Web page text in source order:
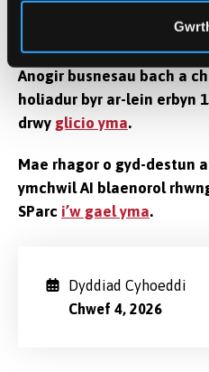
rhaglen Busnes Cymru
Anogir busnesau bach a
holiadur byr ar-lein erbyn
drwy glicio yma.
Mae rhagor o gyd-destun
ymchwil AI blaenorol
SParc i’w gael yma.
Dyddiad Cyhoeddi
Chwef 4, 2026